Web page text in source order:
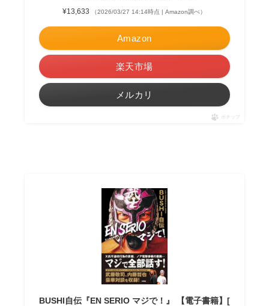
¥13,633 （2026/03/27 14:14時点 | Amazon調べ）
Amazon
楽天市場
メルカリ
ポチップ
BUSHI自伝『EN SERIO マジで！』 【電子書籍】[